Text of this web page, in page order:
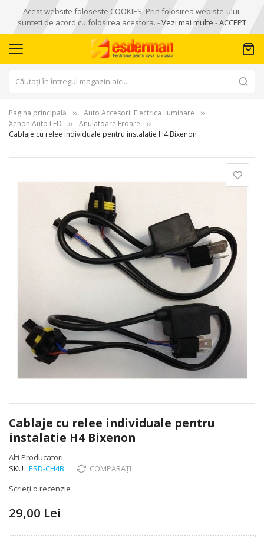
Acest website foloseste COOKIES. Prin folosirea webiste-ului,
sunteti de acord cu folosirea acestora. -Vezi mai multe -ACCEPT
Pagina principală
Auto Accesorii Electrica Iluminare
Xenon Auto LED
Anulatoare Eroare
Cablaje cu relee individuale pentru instalatie H4 Bixenon
the
to
the
beginning
of
the
gallery
Cablaje cu relee individuale pentru
instalatie H4 Bixenon
Alti Producatori
SKU ESD-CH4B
COMPARAȚI
Scrieți o recenzie
29,00 Lei